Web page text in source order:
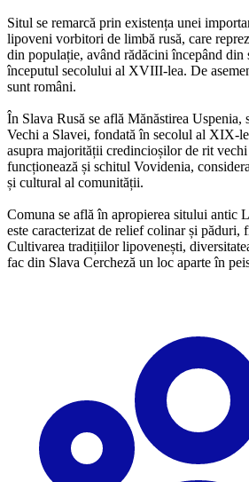
Situl se remarcă prin existența unei
lipoveni vorbitori de limbă rusă, care
din populație, având rădăcini începând
începutul secolului al XVIII-lea. De
sunt români.
În Slava Rusă se află Mănăstirea
Vechi a Slavei, fondată în secolul al XIX-
asupra majorității credincioșilor de rit
funcționează și schitul Vovidenia,
și cultural al comunității.
Comuna se află în apropierea sitului antic
este caracterizat de relief colinar și păduri,
Cultivarea tradițiilor lipovenești,
fac din Slava Cercheză un loc aparte în